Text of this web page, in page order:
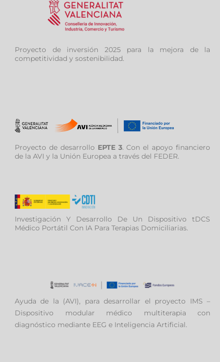
Proyecto de inversión 2025 para la mejora de la
competitividad y sostenibilidad.
Proyecto de desarrollo EPTE 3. Con el apoyo financiero
de la AVI y la Unión Europea a través del FEDER.
Investigación Y Desarrollo De Un Dispositivo tDCS
Médico Portátil Con IA Para Terapias Domiciliarias.
Ayuda de la (AVI), para desarrollar el proyecto IMS –
Dispositivo modular médico multiterapia con
diagnóstico mediante EEG e Inteligencia Artificial.